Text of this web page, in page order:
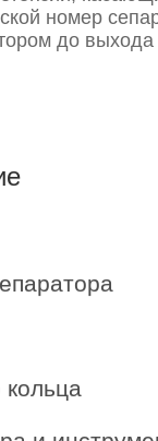
номер
до выхода